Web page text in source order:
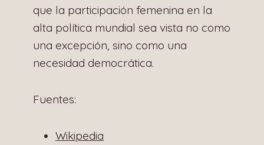
que la participación femenina en la
alta política mundial sea vista no como
una excepción, sino como una
necesidad democrática.
Fuentes:
Wikipedia